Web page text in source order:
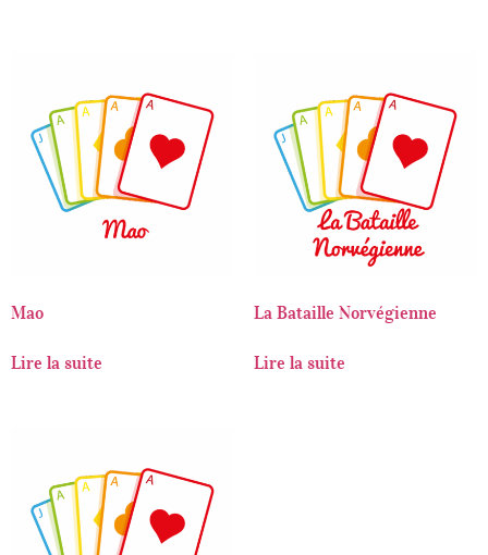
Mao
Lire la suite
La Bataille Norvégienne
Lire la suite